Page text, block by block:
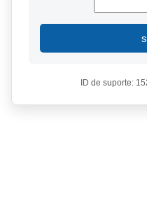
ID de suporte: